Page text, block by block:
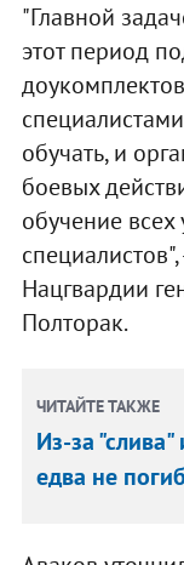
"Главной
этот период
обучать, и
боевых
обучение
Нацгвардии
Полторак.
ЧИТАЙТЕ ТАКЖЕ
Из-за
едва не